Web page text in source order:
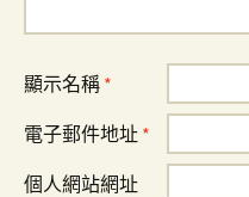
顯示名稱 *
電子郵件地址 *
個人網站網址